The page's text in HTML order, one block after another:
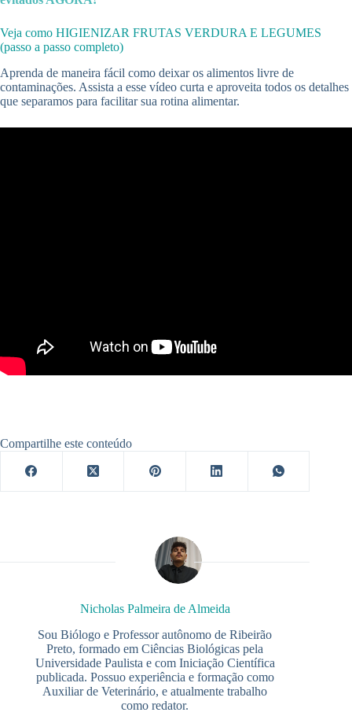
Veja como HIGIENIZAR FRUTAS VERDURA E LEGUMES
(passo a passo completo)
Aprenda de maneira fácil como deixar os alimentos livre de
contaminações. Assista a esse vídeo curta e aproveita todos os detalhes
que separamos para facilitar sua rotina alimentar.
Compartilhe este conteúdo
Nicholas Palmeira de Almeida
Sou Biólogo e Professor autônomo de Ribeirão
Preto, formado em Ciências Biológicas pela
Universidade Paulista e com Iniciação Científica
publicada. Possuo experiência e formação como
Auxiliar de Veterinário, e atualmente trabalho
como redator.